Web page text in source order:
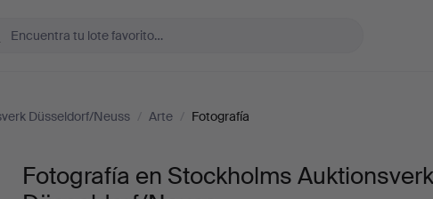
Düsseldorf/Neuss / Arte / Fotografía
Fotografía en Stockholms Auktionsverk